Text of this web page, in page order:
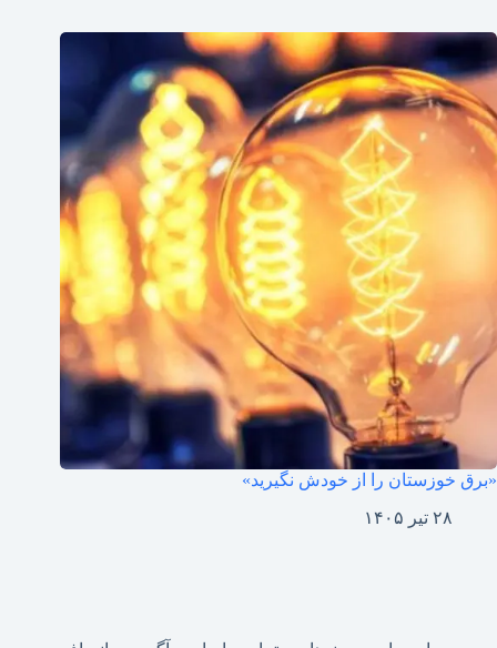
«برق خوزستان را از خودش نگیرید»
۲۸ تیر ۱۴۰۵